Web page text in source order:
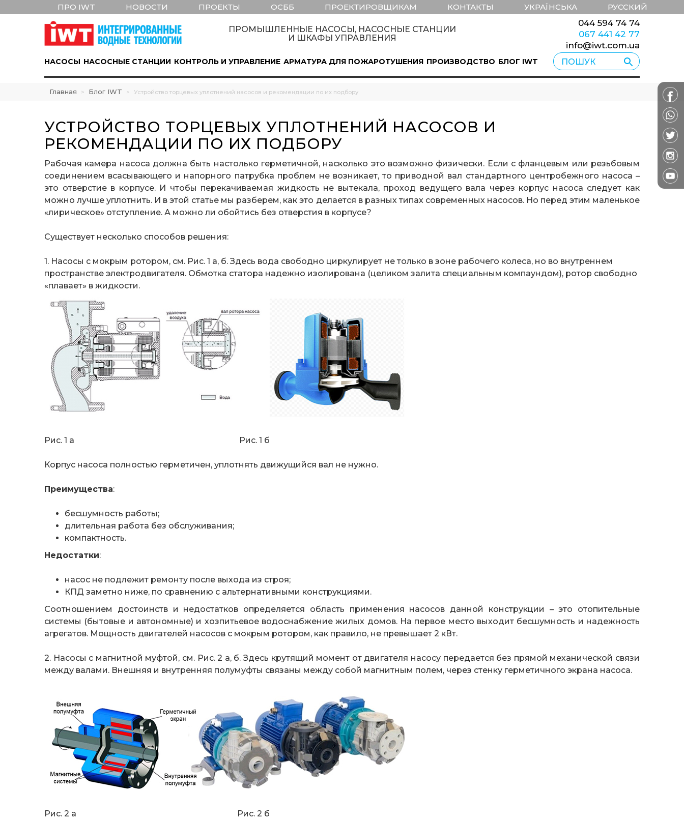
ПРО IWT НОВОСТИ ПРОЕКТЫ ОСББ ПРОЕКТИРОВЩИКАМ КОНТАКТЫ УКРАЇНСЬКА РУССКИЙ
ПРОМЫШЛЕННЫЕ НАСОСЫ, НАСОСНЫЕ СТАНЦИИ
И ШКАФЫ УПРАВЛЕНИЯ
044 594 74 74
067 441 42 77
info@iwt.com.ua
НАСОСЫ НАСОСНЫЕ СТАНЦИИ КОНТРОЛЬ И УПРАВЛЕНИЕ АРМАТУРА ДЛЯ ПОЖАРОТУШЕНИЯ ПРОИЗВОДСТВО БЛОГ IWT
Главная > Блог IWT > Устройство торцевых уплотнений насосов и рекомендации по их подбору
УСТРОЙСТВО ТОРЦЕВЫХ УПЛОТНЕНИЙ НАСОСОВ И
РЕКОМЕНДАЦИИ ПО ИХ ПОДБОРУ
Рабочая камера насоса должна быть настолько герметичной, насколько это возможно физически. Если с фланцевым или резьбовым
соединением всасывающего и напорного патрубка проблем не возникает, то приводной вал стандартного центробежного насоса –
это отверстие в корпусе. И чтобы перекачиваемая жидкость не вытекала, проход ведущего вала через корпус насоса следует как
можно лучше уплотнить. И в этой статье мы разберем, как это делается в разных типах современных насосов. Но перед этим маленькое
«лирическое» отступление. А можно ли обойтись без отверстия в корпусе?
Существует несколько способов решения:
1. Насосы с мокрым ротором, см. Рис. 1 а, б. Здесь вода свободно циркулирует не только в зоне рабочего колеса, но во внутреннем
пространстве электродвигателя. Обмотка статора надежно изолирована (целиком залита специальным компаундом), ротор свободно
«плавает» в жидкости.
Рис. 1 а Рис. 1 б
Корпус насоса полностью герметичен, уплотнять движущийся вал не нужно.
Преимущества:
бесшумность работы;
длительная работа без обслуживания;
компактность.
Недостатки:
насос не подлежит ремонту после выхода из строя;
КПД заметно ниже, по сравнению с альтернативными конструкциями.
Соотношением достоинств и недостатков определяется область применения насосов данной конструкции – это отопительные
системы (бытовые и автономные) и хозпитьевое водоснабжение жилых домов. На первое место выходит бесшумность и надежность
агрегатов. Мощность двигателей насосов с мокрым ротором, как правило, не превышает 2 кВт.
2. Насосы с магнитной муфтой, см. Рис. 2 а, б. Здесь крутящий момент от двигателя насосу передается без прямой механической связи
между валами. Внешняя и внутренняя полумуфты связаны между собой магнитным полем, через стенку герметичного экрана насоса.
Рис. 2 а Рис. 2 б